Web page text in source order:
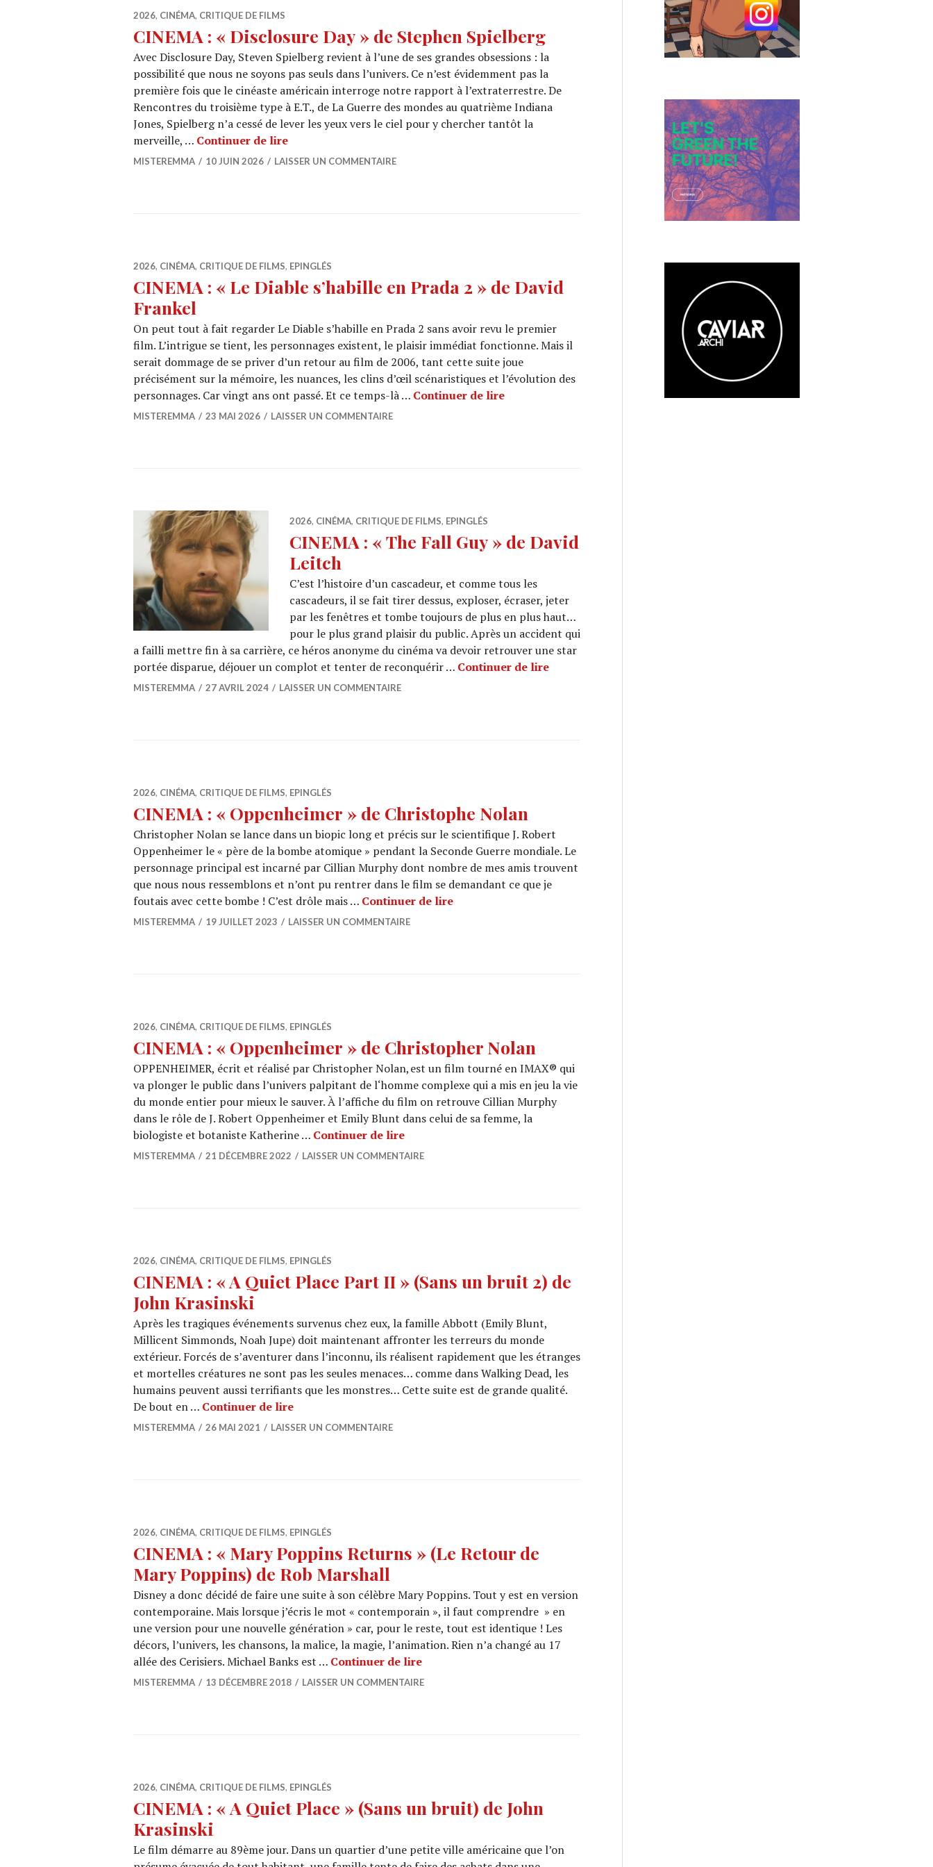
2026, CINÉMA, CRITIQUE DE FILMS
CINEMA : « Disclosure Day » de Stephen Spielberg
Avec Disclosure Day, Steven Spielberg revient à l’une de ses grandes obsessions : la
possibilité que nous ne soyons pas seuls dans l’univers. Ce n’est évidemment pas la
première fois que le cinéaste américain interroge notre rapport à l’extraterrestre. De
Rencontres du troisième type à E.T., de La Guerre des mondes au quatrième Indiana
Jones, Spielberg n’a cessé de lever les yeux vers le ciel pour y chercher tantôt la
merveille, … Continuer de lireCINEMA : « Disclosure Day » de Stephen Spielberg
MISTEREMMA 10 JUIN 2026 LAISSER UN COMMENTAIRE
2026, CINÉMA, CRITIQUE DE FILMS, EPINGLÉS
CINEMA : « Le Diable s’habille en Prada 2 » de David
Frankel
On peut tout à fait regarder Le Diable s’habille en Prada 2 sans avoir revu le premier
film. L’intrigue se tient, les personnages existent, le plaisir immédiat fonctionne. Mais il
serait dommage de se priver d’un retour au film de 2006, tant cette suite joue
précisément sur la mémoire, les nuances, les clins d’œil scénaristiques et l’évolution des
personnages. Car vingt ans ont passé. Et ce temps-là … Continuer de lireCINEMA : « Le Diable s’habille en Prada 2 » de David Frankel
MISTEREMMA 23 MAI 2026 LAISSER UN COMMENTAIRE
2026, CINÉMA, CRITIQUE DE FILMS, EPINGLÉS
CINEMA : « The Fall Guy » de David
Leitch
C’est l’histoire d’un cascadeur, et comme tous les
cascadeurs, il se fait tirer dessus, exploser, écraser, jeter
par les fenêtres et tombe toujours de plus en plus haut…
pour le plus grand plaisir du public. Après un accident qui
a failli mettre fin à sa carrière, ce héros anonyme du cinéma va devoir retrouver une star
portée disparue, déjouer un complot et tenter de reconquérir … Continuer de lireCINEMA : « The Fall Guy » de David Leitch
MISTEREMMA 27 AVRIL 2024 LAISSER UN COMMENTAIRE
2026, CINÉMA, CRITIQUE DE FILMS, EPINGLÉS
CINEMA : « Oppenheimer » de Christophe Nolan
Christopher Nolan se lance dans un biopic long et précis sur le scientifique J. Robert
Oppenheimer le « père de la bombe atomique » pendant la Seconde Guerre mondiale. Le
personnage principal est incarné par Cillian Murphy dont nombre de mes amis trouvent
que nous nous ressemblons et n’ont pu rentrer dans le film se demandant ce que je
foutais avec cette bombe ! C’est drôle mais … Continuer de lireCINEMA : « Oppenheimer » de Christophe Nolan
MISTEREMMA 19 JUILLET 2023 LAISSER UN COMMENTAIRE
2026, CINÉMA, CRITIQUE DE FILMS, EPINGLÉS
CINEMA : « Oppenheimer » de Christopher Nolan
OPPENHEIMER, écrit et réalisé par Christopher Nolan, est un film tourné en IMAX® qui
va plonger le public dans l’univers palpitant de l‘homme complexe qui a mis en jeu la vie
du monde entier pour mieux le sauver. À l’affiche du film on retrouve Cillian Murphy
dans le rôle de J. Robert Oppenheimer et Emily Blunt dans celui de sa femme, la
biologiste et botaniste Katherine … Continuer de lireCINEMA : « Oppenheimer » de Christopher Nolan
MISTEREMMA 21 DÉCEMBRE 2022 LAISSER UN COMMENTAIRE
2026, CINÉMA, CRITIQUE DE FILMS, EPINGLÉS
CINEMA : « A Quiet Place Part II » (Sans un bruit 2) de
John Krasinski
Après les tragiques événements survenus chez eux, la famille Abbott (Emily Blunt,
Millicent Simmonds, Noah Jupe) doit maintenant affronter les terreurs du monde
extérieur. Forcés de s’aventurer dans l’inconnu, ils réalisent rapidement que les étranges
et mortelles créatures ne sont pas les seules menaces… comme dans Walking Dead, les
humains peuvent aussi terrifiants que les monstres… Cette suite est de grande qualité.
De bout en … Continuer de lireCINEMA : « A Quiet Place Part II » (Sans un bruit 2) de John Krasinski
MISTEREMMA 26 MAI 2021 LAISSER UN COMMENTAIRE
2026, CINÉMA, CRITIQUE DE FILMS, EPINGLÉS
CINEMA : « Mary Poppins Returns » (Le Retour de
Mary Poppins) de Rob Marshall
Disney a donc décidé de faire une suite à son célèbre Mary Poppins. Tout y est en version
contemporaine. Mais lorsque j’écris le mot « contemporain », il faut comprendre » en
une version pour une nouvelle génération » car, pour le reste, tout est identique ! Les
décors, l’univers, les chansons, la malice, la magie, l’animation. Rien n’a changé au 17
allée des Cerisiers. Michael Banks est … Continuer de lireCINEMA : « Mary Poppins Returns » (Le Retour de Mary Poppins) de Rob Marshall
MISTEREMMA 13 DÉCEMBRE 2018 LAISSER UN COMMENTAIRE
2026, CINÉMA, CRITIQUE DE FILMS, EPINGLÉS
CINEMA : « A Quiet Place » (Sans un bruit) de John
Krasinski
Le film démarre au 89ème jour. Dans un quartier d’une petite ville américaine que l’on